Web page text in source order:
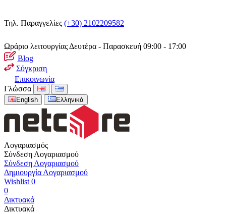
Τηλ. Παραγγελίες (+30) 2102209582
Ωράριο λειτουργίας Δευτέρα - Παρασκευή 09:00 - 17:00
Blog
Σύγκριση
Επικοινωνία
Γλώσσα
English Ελληνικά
Λογαριασμός
Σύνδεση Λογαριασμού
Σύνδεση Λογαριασμού
Δημιουργία Λογαριασμού
Wishlist 0
0
Δικτυακά
Δικτυακά